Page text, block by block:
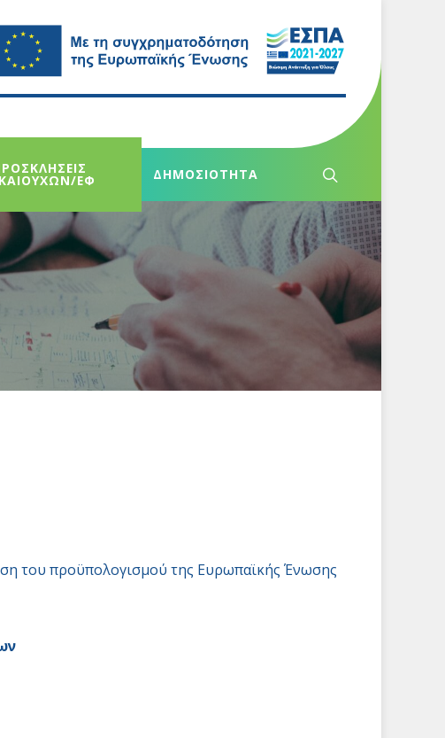
ΕΦ ΔΗΜΟΣΙΟΤΗΤΑ
του προϋπολογισμού της Ευρωπαϊκής Ένωσης